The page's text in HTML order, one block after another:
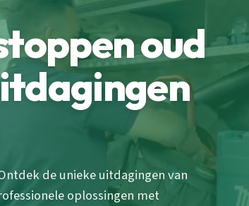
oud
de unieke uitdagingen van
oplossingen met